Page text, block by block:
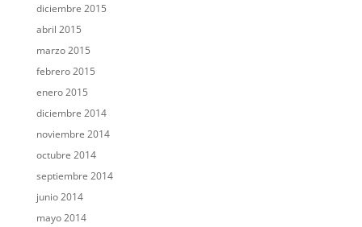
diciembre 2015
abril 2015
marzo 2015
febrero 2015
enero 2015
diciembre 2014
noviembre 2014
octubre 2014
septiembre 2014
junio 2014
mayo 2014